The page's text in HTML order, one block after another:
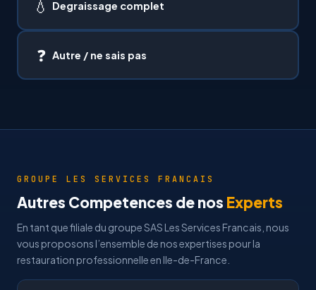
💧 Degraissage complet
❓ Autre / ne sais pas
GROUPE LES SERVICES FRANCAIS
Autres Competences de nos Experts
En tant que filiale du groupe SAS Les Services Francais, nous
vous proposons l’ensemble de nos expertises pour la
restauration professionnelle en Ile-de-France.